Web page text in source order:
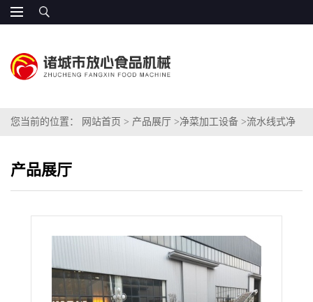
您当前的位置： 网站首页 > 产品展厅 >净菜加工设备 >流水线式净
产品展厅